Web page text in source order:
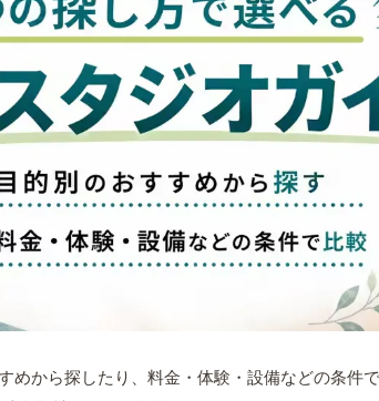
めから探したり、料金・体験・設備などの条件